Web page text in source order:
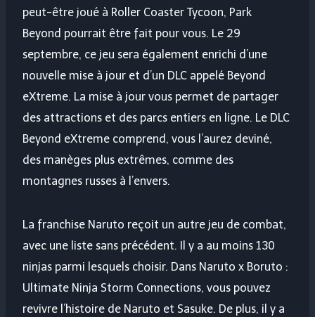
peut-être joué à Roller Coaster Tycoon, Park
Beyond pourrait être fait pour vous. Le 29
septembre, ce jeu sera également enrichi d’une
nouvelle mise à jour et d’un DLC appelé Beyond
eXtreme. La mise à jour vous permet de partager
des attractions et des parcs entiers en ligne. Le DLC
Beyond eXtreme comprend, vous l’aurez deviné,
des manèges plus extrêmes, comme des
montagnes russes à l’envers.
La franchise Naruto reçoit un autre jeu de combat,
avec une liste sans précédent. Il y a au moins 130
ninjas parmi lesquels choisir. Dans Naruto x Boruto :
Ultimate Ninja Storm Connections, vous pouvez
revivre l’histoire de Naruto et Sasuke. De plus, il y a